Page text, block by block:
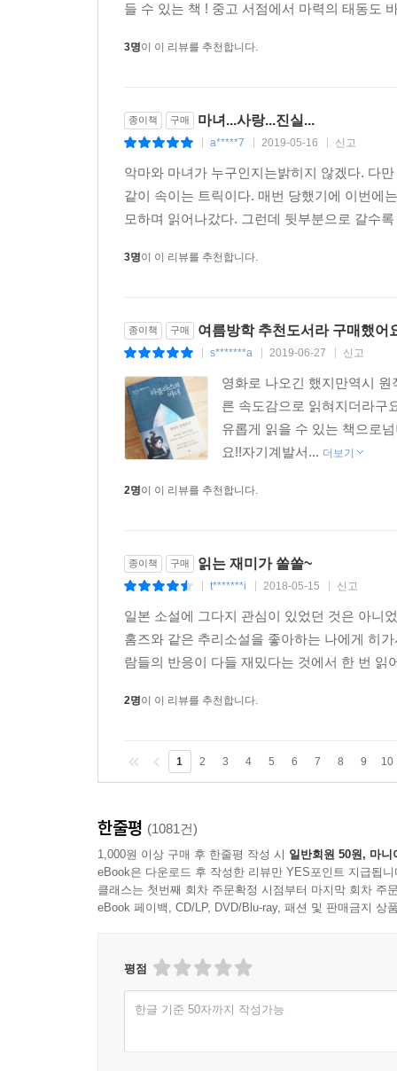
★★★★★ 사람들에게 권하고 싶은 한 권. 이러한
들 수 있는 책 ! 중고 서점에서 마력의 태동도
3명이 이 리뷰를 추천합니다.
종이책 구매 마녀...사랑...진실...
a*****7 2019-05-16 신고
악마와 마녀가 누구인지는밝히지 않겠다. 다
같이 속이는 트릭이다. 매번 당했기에 이번에
모하며 읽어나갔다. 그런데 뒷부분으로 갈수
3명이 이 리뷰를 추천합니다.
종이책 구매 여름방학 추천도서라 구매했어
s*******a 2019-06-27 신고
영화로 나오긴 했지만역시
른 속도감으로 읽혀지더라구
유롭게 읽을 수 있는 책으로
요!!자기계발서... 더보기
2명이 이 리뷰를 추천합니다.
종이책 구매 읽는 재미가 쏠쏠~
t*******i 2018-05-15 신고
일본 소설에 그다지 관심이 있었던 것은 아니
홈즈와 같은 추리소설을 좋아하는 나에게 히
람들의 반응이 다들 재밌다는 것에서 한 번
2명이 이 리뷰를 추천합니다.
1 2 3 4 5 6 7 8 9 10
한줄평 (1081건)
1,000원 이상 구매 후 한줄평 작성 시 일반회원 50원, 마니
eBook은 다운로드 후 작성한 리뷰만 YES포인트 지급됩니
클래스는 첫번째 회차 주문확정 시점부터 마지막 회차 주
eBook 페이백, CD/LP, DVD/Blu-ray, 패션 및 판매금지 상
평점
한글 기준 50자까지 작성가능